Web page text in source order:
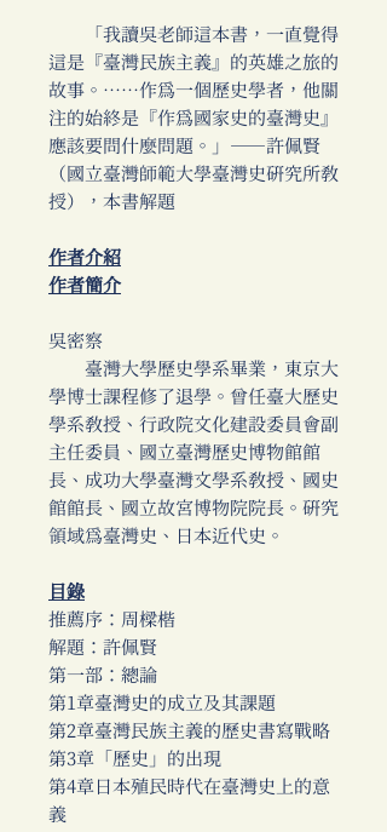
「我讀吳老師這本書，一直覺得
這是『臺灣民族主義』的英雄之旅的
故事。……作為一個歷史學者，他關
注的始終是『作為國家史的臺灣史』
應該要問什麼問題。」──許佩賢
（國立臺灣師範大學臺灣史研究所教
授），本書解題
作者介紹
作者簡介
吳密察
臺灣大學歷史學系畢業，東京大
學博士課程修了退學。曾任臺大歷史
學系教授、行政院文化建設委員會副
主任委員、國立臺灣歷史博物館館
長、成功大學臺灣文學系教授、國史
館館長、國立故宮博物院院長。研究
領域為臺灣史、日本近代史。
目錄
推薦序：周樑楷
解題：許佩賢
第一部：總論
第1章臺灣史的成立及其課題
第2章臺灣民族主義的歷史書寫戰略
第3章「歷史」的出現
第4章日本殖民時代在臺灣史上的意
義